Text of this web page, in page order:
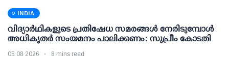
INDIA
വിദ്യാര്‍ഥികളുടെ പ്രതിഷേധ സമരങ്ങള്‍ നേരിടുമ്പോള്‍
അധികൃതര്‍ സംയമനം പാലിക്കണം: സുപ്രീം കോടതി
05 08 2026 8 mins read